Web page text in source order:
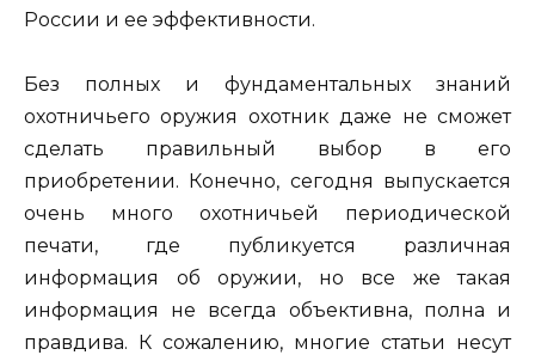
России и ее эффективности.
Без полных и фундаментальных знаний
охотничьего оружия охотник даже не сможет
сделать правильный выбор в его
приобретении. Конечно, сегодня выпускается
очень много охотничьей периодической
печати, где публикуется различная
информация об оружии, но все же такая
информация не всегда объективна, полна и
правдива. К сожалению, многие статьи несут